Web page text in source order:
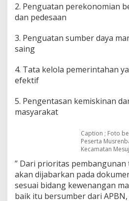
i
r
p
i
2. Penguatan perekonomian
dan pedesaan
3. Penguatan sumber daya
saing
4. Tata kelola pemerintahan
efektif
5. Pengentasan kemiskinan
masyarakat
Caption ; Foto
Peserta
Kecamatan
” Dari prioritas
akan dijabarkan pada
sesuai bidang kewenangan
baik itu bersumber dari